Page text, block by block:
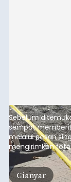
Sempat
Pria Asal
Tak